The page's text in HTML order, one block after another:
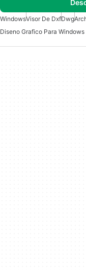
WindowsVisor De DxfDwg
Diseno Grafico Para Windows